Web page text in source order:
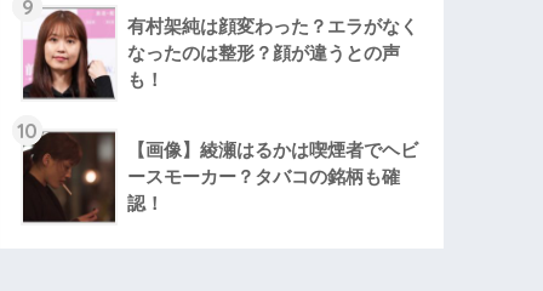
9
有村架純は顔変わった？エラがなく
なったのは整形？顔が違うとの声
も！
10
【画像】綾瀬はるかは喫煙者でヘビ
ースモーカー？タバコの銘柄も確
認！